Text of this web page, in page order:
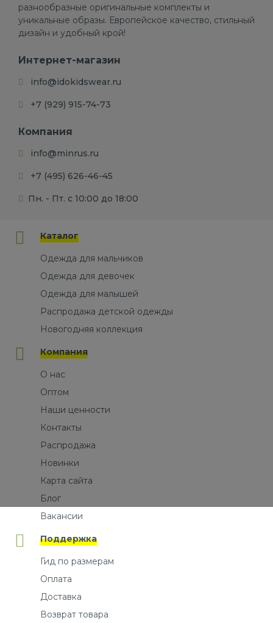
разнообразные оригинальные комплекты и
уникальные образы. Европейское качество, стильный
дизайн и удобный крой!
Интернет-магазин
info@idokidswear.ru
+7 (929) 915-74-73
Компания
info@minrus.ru
+7 (495) 626-46-45
Пн. - Пт. с 10:00 до 18:00
Каталог
Одежда для мальчиков
Одежда для девочек
Одежда для малышей
Распродажа детской одежды
Новогодняя коллекция
Компания
О нас
Оптом
Наши ценности
Контакты
Распродажа
Новинки
Карта сайта
Блог
Вакансии
Поддержка
Гид по размерам
Оплата
Доставка
Возврат товара